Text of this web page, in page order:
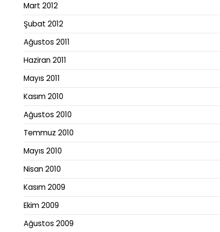
Mart 2012
Şubat 2012
Ağustos 2011
Haziran 2011
Mayıs 2011
Kasım 2010
Ağustos 2010
Temmuz 2010
Mayıs 2010
Nisan 2010
Kasım 2009
Ekim 2009
Ağustos 2009